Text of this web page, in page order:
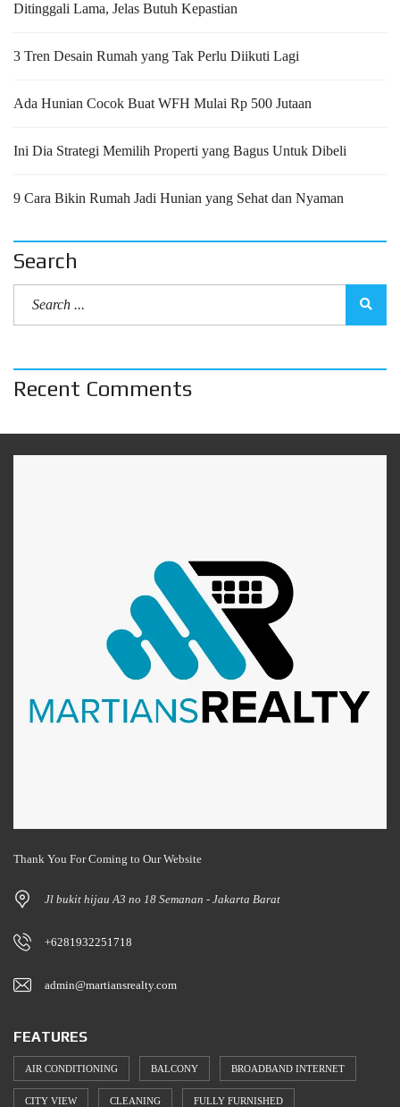
Ditinggali Lama, Jelas Butuh Kepastian
3 Tren Desain Rumah yang Tak Perlu Diikuti Lagi
Ada Hunian Cocok Buat WFH Mulai Rp 500 Jutaan
Ini Dia Strategi Memilih Properti yang Bagus Untuk Dibeli
9 Cara Bikin Rumah Jadi Hunian yang Sehat dan Nyaman
Search
Recent Comments
Thank You For Coming to Our Website
Jl bukit hijau A3 no 18 Semanan - Jakarta Barat
+6281932251718
admin@martiansrealty.com
FEATURES
AIR CONDITIONING BALCONY BROADBAND INTERNET
CITY VIEW CLEANING FULLY FURNISHED